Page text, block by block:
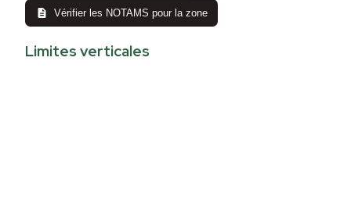
Vérifier les NOTAMS pour la zone
Limites verticales